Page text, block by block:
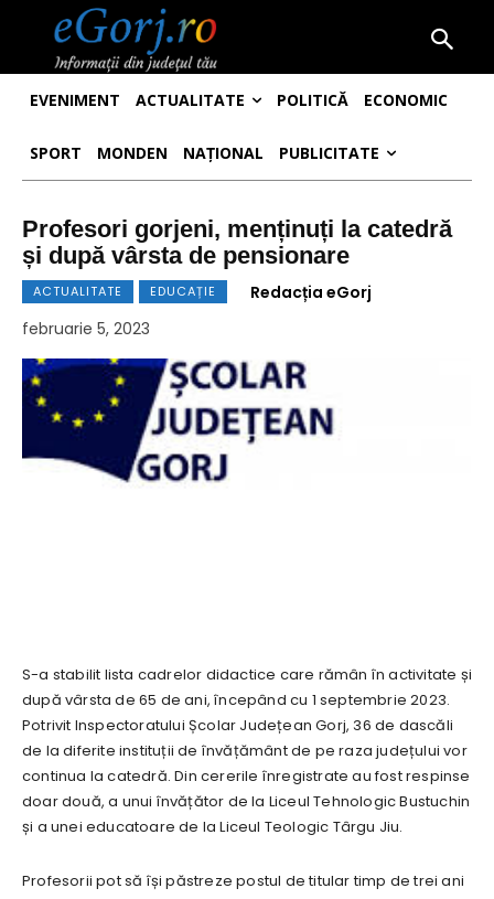
EVENIMENT ACTUALITATE POLITICĂ ECONOMIC
SPORT MONDEN NAȚIONAL PUBLICITATE
Profesori gorjeni, menținuți la catedră
și după vârsta de pensionare
ACTUALITATE EDUCAȚIE
Redacția eGorj
februarie 5, 2023
S-a stabilit lista cadrelor didactice care rămân în activitate și
după vârsta de 65 de ani, începând cu 1 septembrie 2023.
Potrivit Inspectoratului Școlar Județean Gorj, 36 de dascăli
de la diferite instituții de învățământ de pe raza județului vor
continua la catedră. Din cererile înregistrate au fost respinse
doar două, a unui învățător de la Liceul Tehnologic Bustuchin
și a unei educatoare de la Liceul Teologic Târgu Jiu.
Profesorii pot să își păstreze postul de titular timp de trei ani